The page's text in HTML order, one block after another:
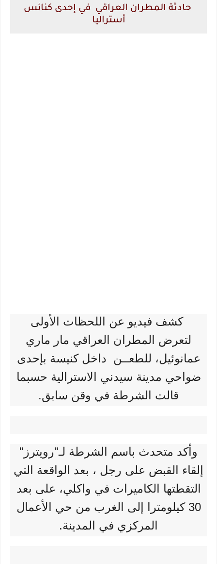
حادثة المطران العراقي في إحدى كنائس
أستراليا
كشف فيديو عن اللحظات الأولى
لتعرض المطران العراقي مار ماري
عمانوئيل، للطعــن داخل كنيسة بإحدى
ضواحي مدينة سيدني الاسترالية حسبما
قالت الشرطة في وقن سابق.
وأكد متحدث باسم الشرطة لـ"رويترز"
إلقاء القبض على رجل ، بعد الواقعة التي
التقطتها الكاميرات في واكلي، على بعد
30 كيلومترا إلى الغرب من حي الأعمال
المركزي في المدينة.